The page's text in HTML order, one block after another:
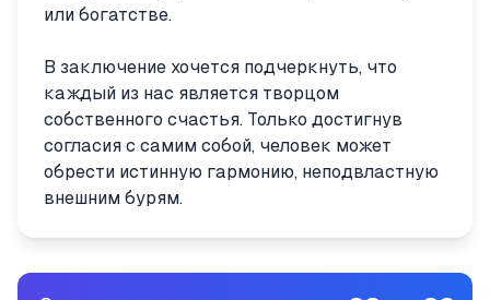
или богатстве.
В заключение хочется подчеркнуть, что
каждый из нас является творцом
собственного счастья. Только достигнув
согласия с самим собой, человек может
обрести истинную гармонию, неподвластную
внешним бурям.